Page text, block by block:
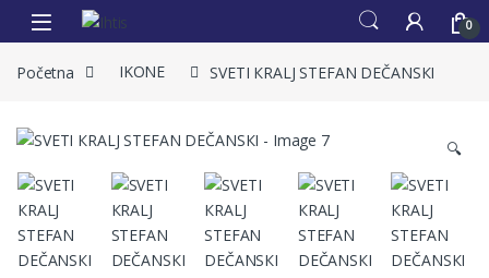
0
Početna IKONE SVETI КRALJ STEFAN DEČANSКI
🔍